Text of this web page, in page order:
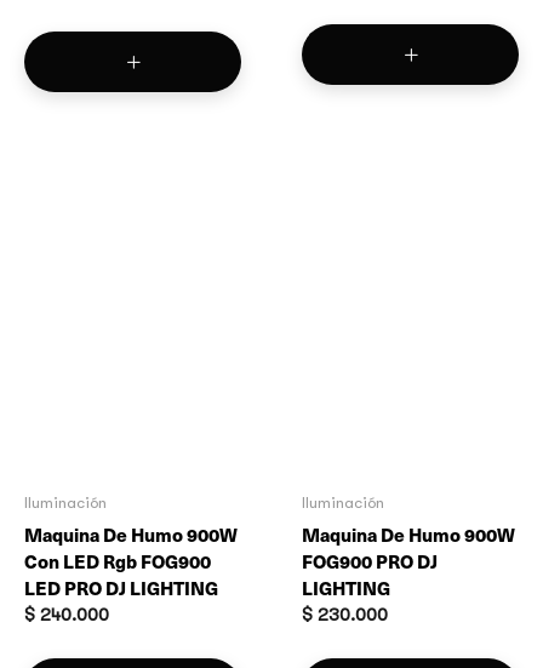
Iluminación
Maquina De Humo 900W
Con LED Rgb FOG900
LED PRO DJ LIGHTING
$ 240.000
Iluminación
Maquina De Humo 900W
FOG900 PRO DJ
LIGHTING
$ 230.000